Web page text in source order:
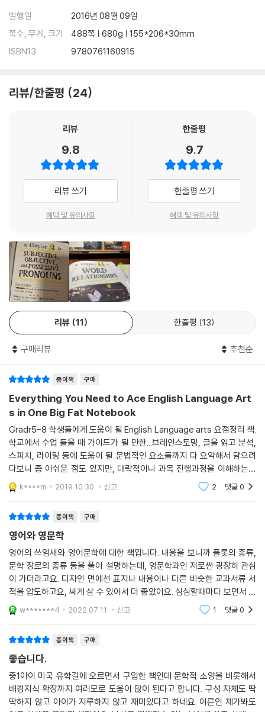
발행일
2016년 08월 09일
쪽수, 무게, 크기
488쪽 | 680g | 155*206*30mm
ISBN13
9780761160915
리뷰/한줄평 24
리뷰
9.8
리뷰 쓰기
혜택 및 유의사항
한줄평
9.7
한줄평 쓰기
혜택 및 유의사항
리뷰 11 한줄평 13
구매리뷰 추천순
종이책 구매
Everything You Need to Ace English Language Art
s in One Big Fat Notebook
Gradr5-8 학생들에게 도움이 될 English Language arts 요점정리 책.
학교에서 수업 들을 때 가이드가 될 만한...브레인스토밍, 글을 읽고 분석,
스피치, 라이팅 등에 도움이 될 문법적인 요소들까지 다 요약해서 담으려
다보니 좀 아쉬운 점도 있지만, 대략적이니 과목 진행과정을 이해하는데
도움이 될테니 읽어서 손해보지는 않을 듯....
k****m 2019.10.30. 신고 2 댓글0
종이책 구매
영어와 영문학
영어의 쓰임새와 영어문학에 대한 책입니다. 내용을 보니까 플롯의 종류,
문학 장르의 종류 등을 풀어 설명하는데, 영문학과인 저로썬 굉장히 관심
이 가더라고요. 디자인 면에선 표지나 내용이나 다른 비슷한 교과서류 서
적을 압도하고요, 싸게 살 수 있어서 더 좋았어요. 심심할때마다 보면서 내
용적으로 귀엽고 능률적인 아웃라인 보는것도 재밌을 것 같아요. 이런 책
이 나와서 정말 좋
w*******4 2022.07.11. 신고 1 댓글0
종이책 구매
좋습니다.
중1아이 미국 유학길에 오르면서 구입한 책인데 문학적 소양을 비롯해서
배경지식 확장까지 여러모로 도움이 많이 된다고 합니다. 구성 자체도 딱
딱하지 않고 아이가 지루하지 않고 재미있다고 하네요. 어른인 제가봐도